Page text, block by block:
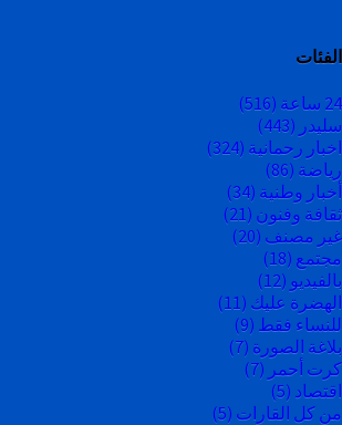
الفئات
24 ساعة
(516)
سليدر (443)
اخبار رحمانية (324)
رياضة (86)
أخبار وطنية (34)
ثقافة وفنون (21)
غير مصنف (20)
مجتمع (18)
بالفيديو (12)
الهضرة عليك (11)
للنساء فقط (9)
بلاغة الصورة (7)
كرت أحمر (7)
اقتصاد (5)
من كل القارات (5)